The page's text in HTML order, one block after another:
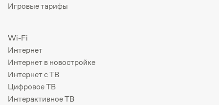
Игровые тарифы
Wi-Fi
Интернет
Интернет в новостройке
Интернет с ТВ
Цифровое ТВ
Интерактивное ТВ